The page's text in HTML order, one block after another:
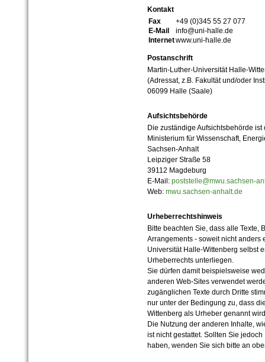
Kontakt
Fax
+49 (0)345 55 27 077
E-Mail
info@uni-halle.de
Internetwww.uni-halle.de
Postanschrift
Martin-Luther-Universität Halle-
(Adressat, z.B. Fakultät und/oder
06099 Halle (Saale)
Aufsichtsbehörde
Die zuständige Aufsichtsbehörde ist
Ministerium für Wissenschaft,
Sachsen-Anhalt
Leipziger Straße 58
39112 Magdeburg
E-Mail: poststelle@mwu.sachsen-
Web: mwu.sachsen-anhalt.de
Urheberrechtshinweis
Bitte beachten Sie, dass alle Texte,
Arrangements - soweit nicht anders
Universität Halle-Wittenberg selbst
Urheberrechts unterliegen.
Sie dürfen damit beispielsweise
anderen Web-Sites verwendet
zugänglichen Texte durch Dritte
nur unter der Bedingung zu, dass
Wittenberg als Urheber genannt
Die Nutzung der anderen Inhalte,
ist nicht gestattet. Sollten Sie
haben, wenden Sie sich bitte an